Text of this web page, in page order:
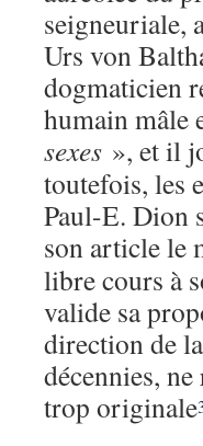
seigneuriale,
Urs von
dogmaticien
humain mâle
sexes », et il
toutefois, les
Paul-E. Dion
son article le
libre cours à
valide sa
direction de
décennies,
trop originale